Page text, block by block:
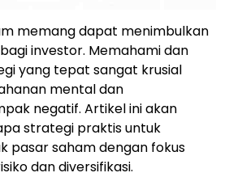
memang dapat menimbulkan
investor. Memahami dan
yang tepat sangat krusial
mental dan
negatif. Artikel ini akan
strategi praktis untuk
pasar saham dengan fokus
dan diversifikasi.